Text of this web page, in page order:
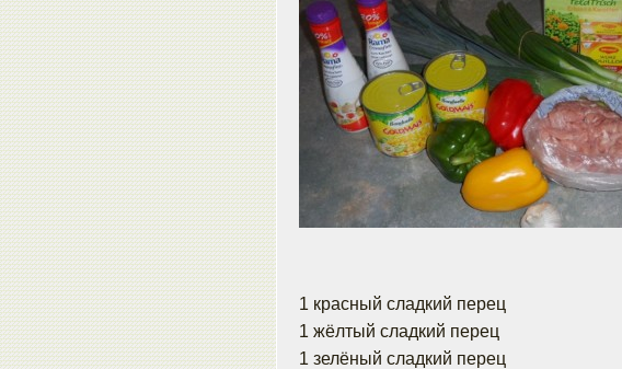
1 красный сладкий перец
1 жёлтый сладкий перец
1 зелёный сладкий перец